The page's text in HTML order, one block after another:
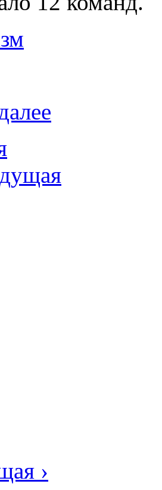
›